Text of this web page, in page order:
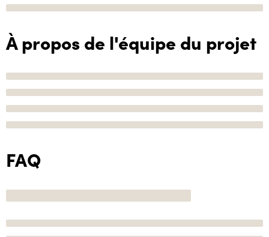
À propos de l'équipe du projet
FAQ